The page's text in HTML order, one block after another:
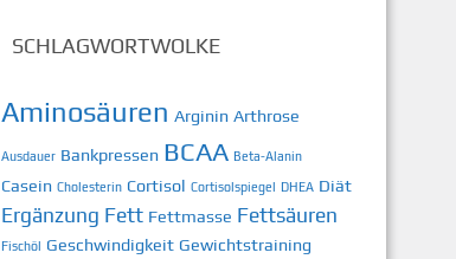
SCHLAGWORTWOLKE
Aminosäuren Arginin Arthrose
Ausdauer Bankpressen BCAA Beta-Alanin
Casein Cholesterin Cortisol Cortisolspiegel DHEA Diät
Ergänzung Fett Fettmasse Fettsäuren
Fischöl Geschwindigkeit Gewichtstraining